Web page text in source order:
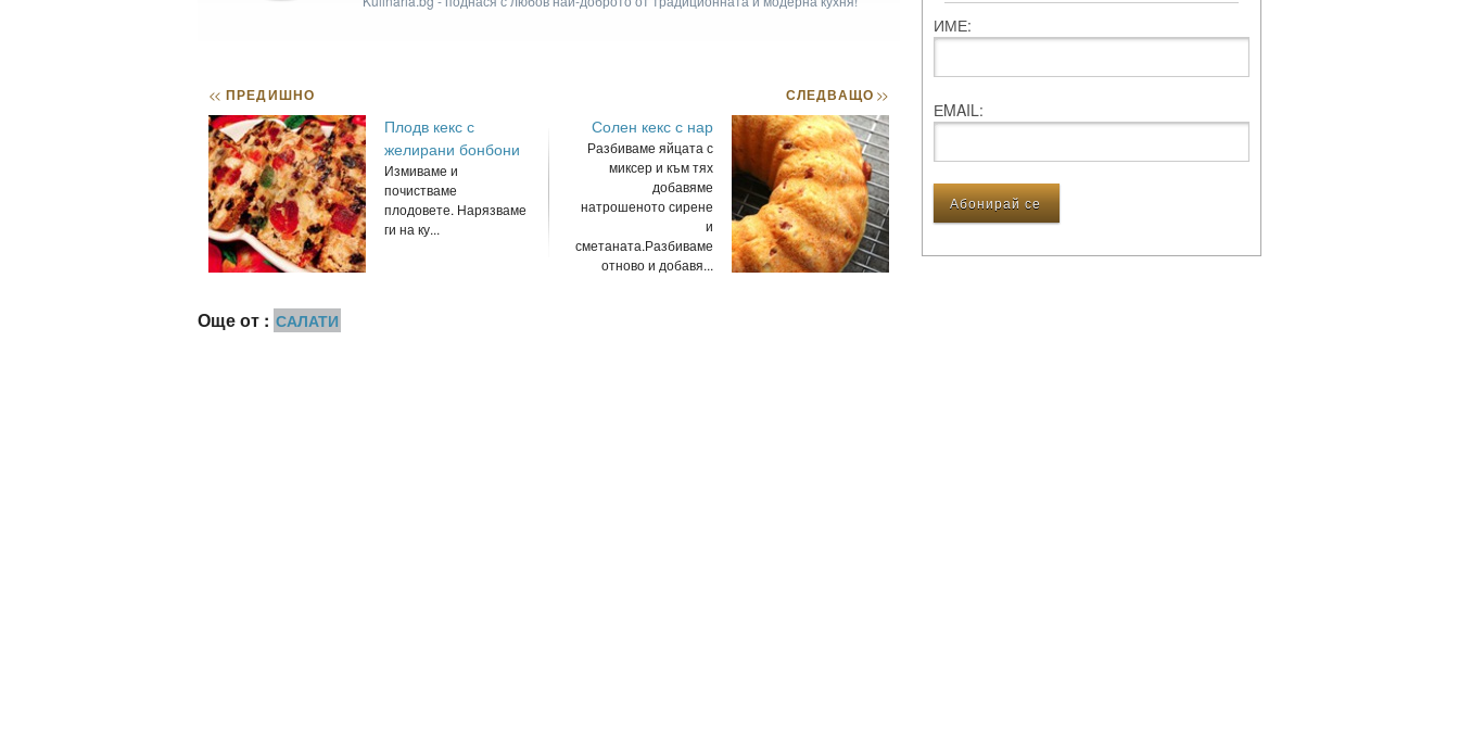
<< ПРЕДИШНО
Плодв кекс с
желирани бонбони
Измиваме и
почистваме
плодовете. Нарязваме
ги на ку...
СЛЕДВАЩО>>
Солен кекс с нар
Разбиваме яйцата с
миксер и към тях
добавяме
натрошеното сирене
и
сметаната.Разбиваме
отново и добавя...
Още от : САЛАТИ
ИМЕ:
ЕMAIL: